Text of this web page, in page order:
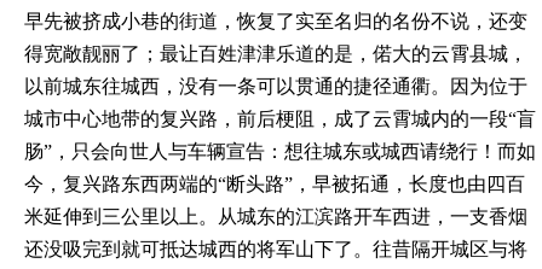
早先被挤成小巷的街道，恢复了实至名归的名份不说，还变
得宽敞靓丽了；最让百姓津津乐道的是，偌大的云霄县城，
以前城东往城西，没有一条可以贯通的捷径通衢。因为位于
城市中心地带的复兴路，前后梗阻，成了云霄城内的一段“盲
肠”，只会向世人与车辆宣告：想往城东或城西请绕行！而如
今，复兴路东西两端的“断头路”，早被拓通，长度也由四百
米延伸到三公里以上。从城东的江滨路开车西进，一支香烟
还没吸完到就可抵达城西的将军山下了。往昔隔开城区与将